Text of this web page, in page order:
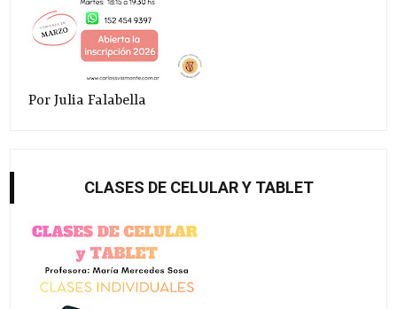
Por Julia Falabella
CLASES DE CELULAR Y TABLET